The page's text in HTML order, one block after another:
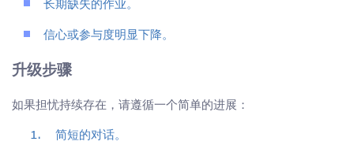
长期缺失的作业。
信心或参与度明显下降。
升级步骤
如果担忧持续存在，请遵循一个简单的进展：
简短的对话。